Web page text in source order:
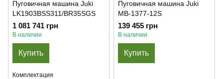
Пуговичная машина Juki
LK1903BSS311/BR35SGS
1 081 741 грн
В наличии
Купить
Комплектация
Пуговичная машина Juki
MB-1377-12S
139 455 грн
В наличии
Купить